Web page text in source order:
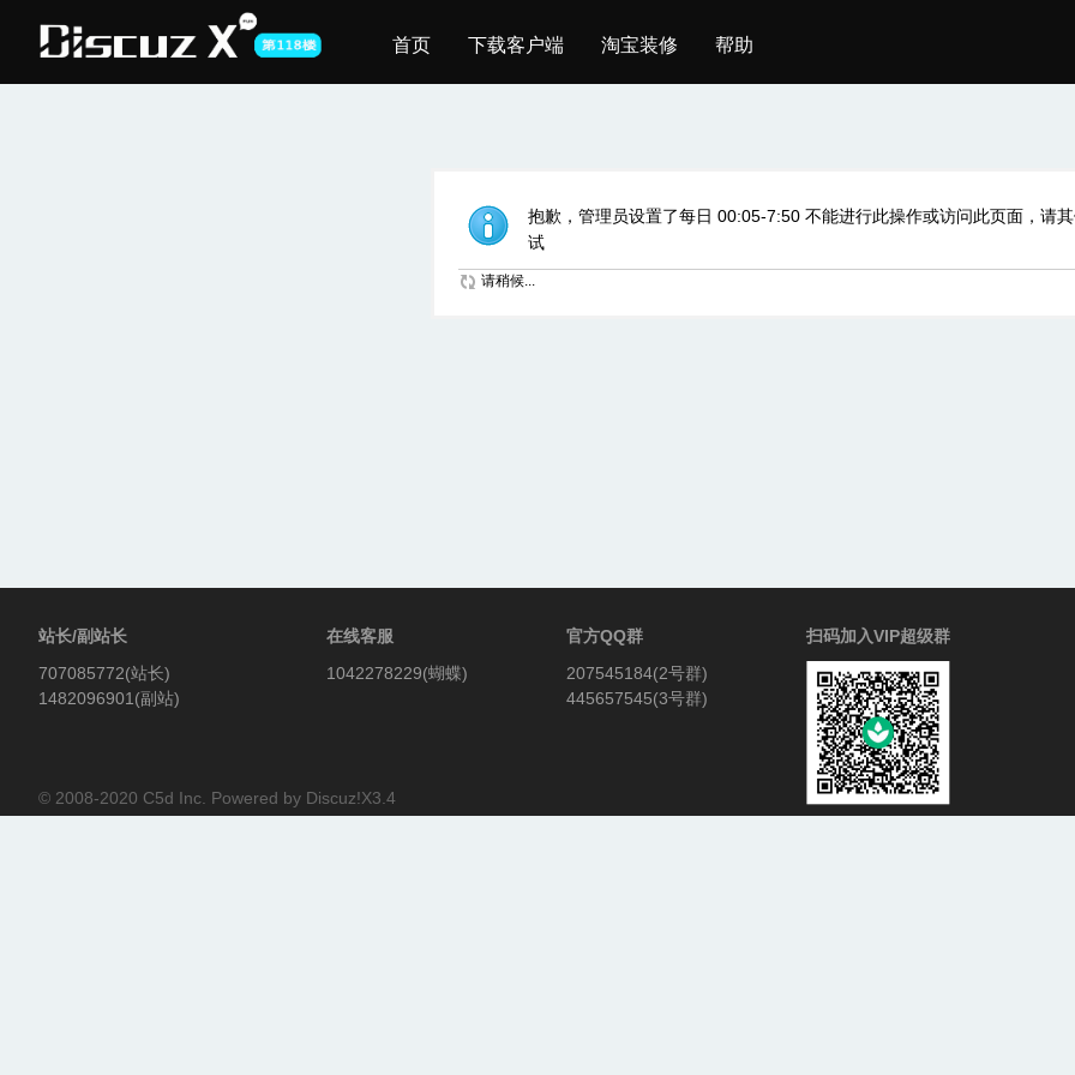
首页 下载客户端 淘宝装修 帮助
抱歉，管理员设置了每日 00:05-7:50 不能进行此操作或访问此页面，请
试
请稍候...
站长/副站长
707085772(站长)
1482096901(副站)
在线客服
1042278229(蝴蝶)
官方QQ群
207545184(2号群)
445657545(3号群)
扫码加入VIP超级群
© 2008-2020 C5d Inc. Powered by Discuz!X3.4